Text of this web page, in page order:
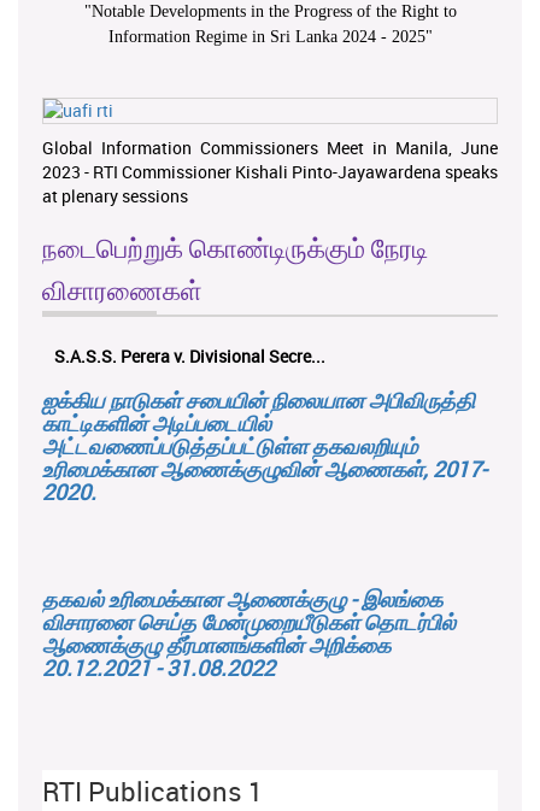
"Notable Developments in the Progress of the Right to
Information Regime in Sri Lanka 2024 - 2025"
Global Information Commissioners Meet in Manila, June
2023 - RTI Commissioner Kishali Pinto-Jayawardena speaks
at plenary sessions
நடைபெற்றுக் கொண்டிருக்கும் நேரடி
விசாரணைகள்
S.A.S.S. Perera v. Divisional Secre...
ஐக்கிய நாடுகள் சபையின் நிலையான அபிவிருத்தி
காட்டிகளின் அடிப்படையில்
அட்டவணைப்படுத்தப்பட்டுள்ள தகவலறியும்
உரிமைக்கான ஆணைக்குழுவின் ஆணைகள், 2017-
2020.
தகவல் உரிமைக்கான ஆணைக்குழு - இலங்கை
விசாரனை செய்த மேன்முறையீடுகள் தொடர்பில்
ஆணைக்குழு தீர்மானங்களின் அறிக்கை
20.12.2021 - 31.08.2022
RTI Publications 1